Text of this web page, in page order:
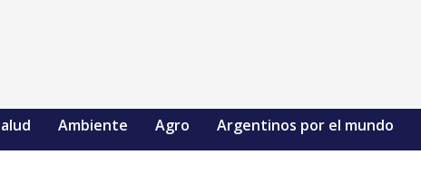
Ambiente Agro Argentinos por el mundo